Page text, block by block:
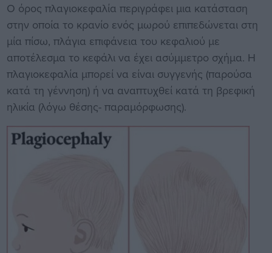
Ο όρος πλαγιοκεφαλία περιγράφει μια κατάσταση
στην οποία το κρανίο ενός μωρού επιπεδώνεται στη
μία πίσω, πλάγια επιφάνεια του κεφαλιού με
αποτέλεσμα το κεφάλι να έχει ασύμμετρο σχήμα. Η
πλαγιοκεφαλία μπορεί να είναι συγγενής (παρούσα
κατά τη γέννηση) ή να αναπτυχθεί κατά τη βρεφική
ηλικία (λόγω θέσης- παραμόρφωσης).